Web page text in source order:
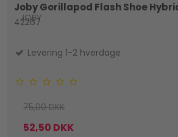
Joby Gorillapod Flash Shoe
JOBY
42267
Levering 1-2 hverdage
75,00 DKK
52,50 DKK